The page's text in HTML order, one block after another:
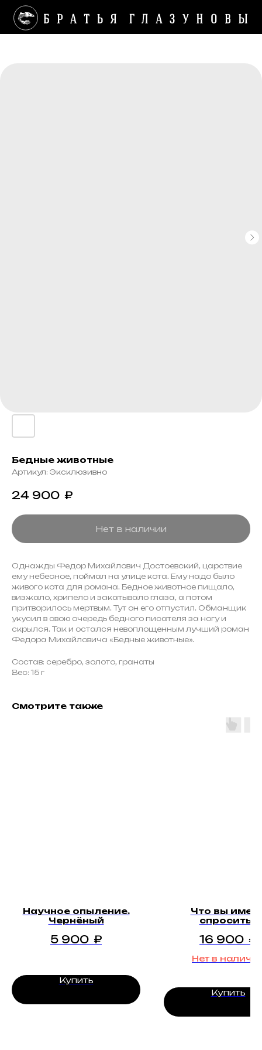
Бедные животные
Артикул: Эксклюзивно
24 900 ₽
Нет в наличии
Однажды Федор Михайлович Достоевский, царствие
ему небесное, поймал на улице кота. Ему надо было
живого кота для романа. Бедное животное пищало,
визжало, хрипело и закатывало глаза, а потом
притворилось мертвым. Тут он его отпустил. Обманщик
укусил в свою очередь бедного писателя за ногу и
скрылся. Так и остался невоплощенным лучший роман
Федора Михайловича «Бедные животные».
Состав: серебро, золото, гранаты
Вес: 15 г
Смотрите также
Научное опыление.
Чернёный
5 900 ₽
Купить
Что вы
спросить?
16 900 ₽
Нет в
Купить